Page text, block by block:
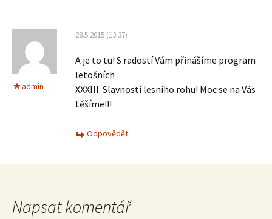
admin
28.5.2015 (13:37)
A je to tu! S radostí Vám přinášíme program
letošních
XXXIII. Slavností lesního rohu! Moc se na Vás
těšíme!!!
Odpovědět
Napsat komentář